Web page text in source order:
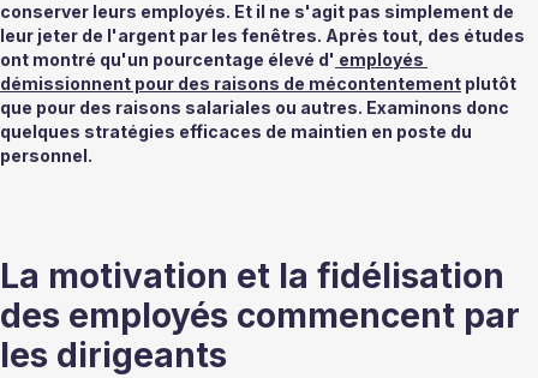
conserver leurs employés. Et il ne s'agit pas simplement de
leur jeter de l'argent par les fenêtres. Après tout, des études
ont montré qu'un pourcentage élevé d' employés
démissionnent pour des raisons de mécontentement plutôt
que pour des raisons salariales ou autres. Examinons donc
quelques stratégies efficaces de maintien en poste du
personnel.
La motivation et la fidélisation
des employés commencent par
les dirigeants